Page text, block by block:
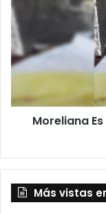
n
v
e
r
s
i
n
o
r
e
l
i
a
a
Moreliana
Más vistas